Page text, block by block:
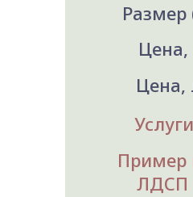
Цена,
Цена,
Пример
ЛДСП